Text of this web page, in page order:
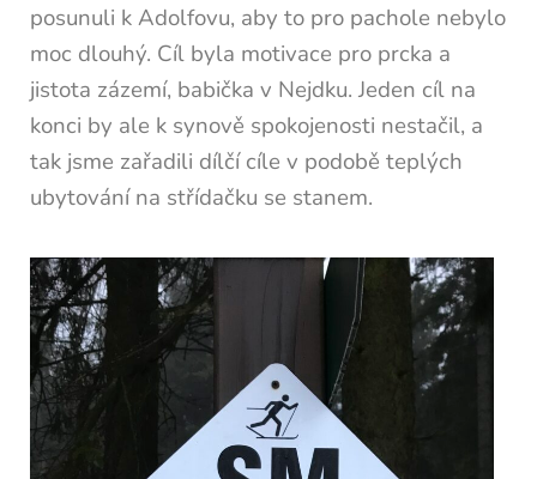
posunuli k Adolfovu, aby to pro pachole nebylo
moc dlouhý. Cíl byla motivace pro prcka a
jistota zázemí, babička v Nejdku. Jeden cíl na
konci by ale k synově spokojenosti nestačil, a
tak jsme zařadili dílčí cíle v podobě teplých
ubytování na střídačku se stanem.